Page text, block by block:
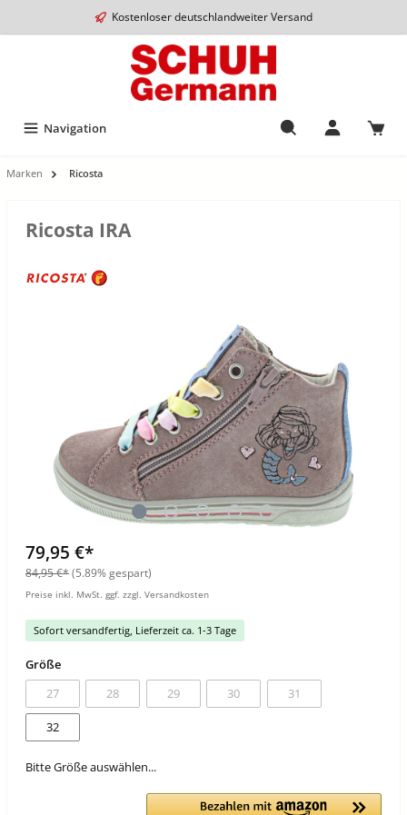
Kostenloser deutschlandweiter Versand
Navigation
Marken Ricosta
Ricosta IRA
79,95 €*
84,95 €*(5.89% gespart)
Preise inkl. MwSt. ggf. zzgl. Versandkosten
Sofort versandfertig, Lieferzeit ca. 1-3 Tage
Größe
27
28 29 30 31
32
Bitte Größe auswählen...